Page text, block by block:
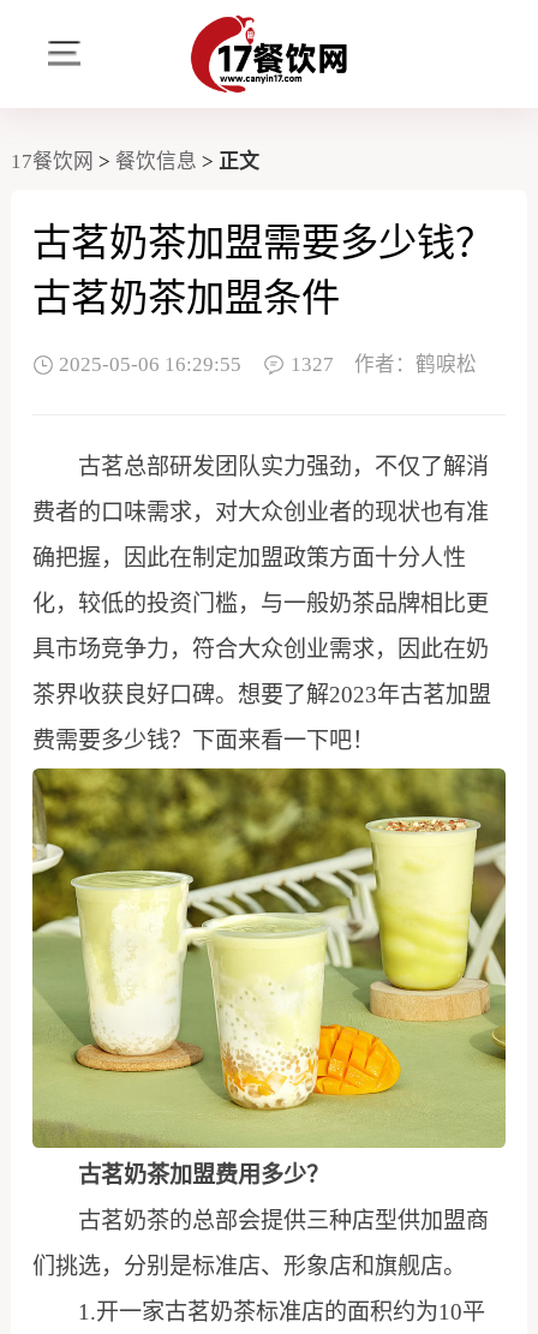
17餐饮网 > 餐饮信息 > 正文
古茗奶茶加盟需要多少钱？
古茗奶茶加盟条件
2025-05-06 16:29:55 1327 作者：鹤唳松
古茗总部研发团队实力强劲，不仅了解消
费者的口味需求，对大众创业者的现状也有准
确把握，因此在制定加盟政策方面十分人性
化，较低的投资门槛，与一般奶茶品牌相比更
具市场竞争力，符合大众创业需求，因此在奶
茶界收获良好口碑。想要了解2023年古茗加盟
费需要多少钱？下面来看一下吧！
古茗奶茶加盟费用多少？
古茗奶茶的总部会提供三种店型供加盟商
们挑选，分别是标准店、形象店和旗舰店。
1.开一家古茗奶茶标准店的面积约为10平